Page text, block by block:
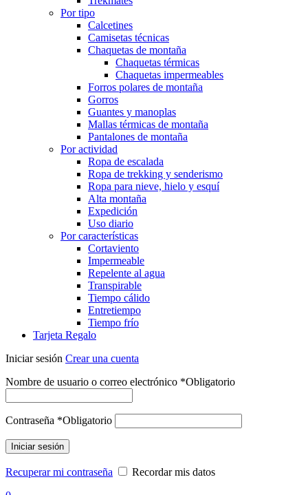
Por tipo
Calcetines
Camisetas técnicas
Chaquetas de montaña
Chaquetas térmicas
Chaquetas impermeables
Forros polares de montaña
Gorros
Guantes y manoplas
Mallas térmicas de montaña
Pantalones de montaña
Por actividad
Ropa de escalada
Ropa de trekking y senderismo
Ropa para nieve, hielo y esquí
Alta montaña
Expedición
Uso diario
Por características
Cortaviento
Impermeable
Repelente al agua
Transpirable
Tiempo cálido
Entretiempo
Tiempo frío
Tarjeta Regalo
Iniciar sesión Crear una cuenta
Nombre de usuario o correo electrónico *Obligatorio
Contraseña *Obligatorio
Iniciar sesión
Recuperar mi contraseña
Recordar mis datos